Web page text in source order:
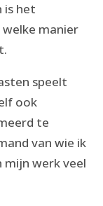
is het
manier
speelt
ook
te
van wie ik
mijn werk veel